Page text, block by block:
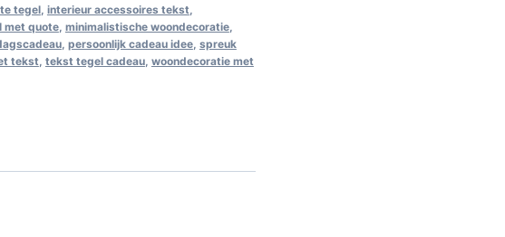
tegel, interieur accessoires tekst
met quote, minimalistische woondecoratie,
, persoonlijk cadeau idee, spreuk
tekst tekst tegel cadeau, woondecoratie met